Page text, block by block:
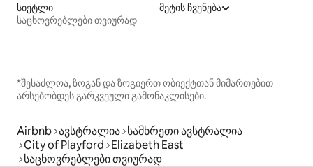
სიეტლი
საცხოვრებლები თვიურად
მეტის ჩვენება
*შესაძლოა, ზოგან და ზოგიერთ ობიექტთან მიმართებით
არსებობდეს გარკვეული გამონაკლისები.
Airbnb ავსტრალია სამხრეთი ავსტრალია
City of Playford Elizabeth East
საცხოვრებლები თვიურად